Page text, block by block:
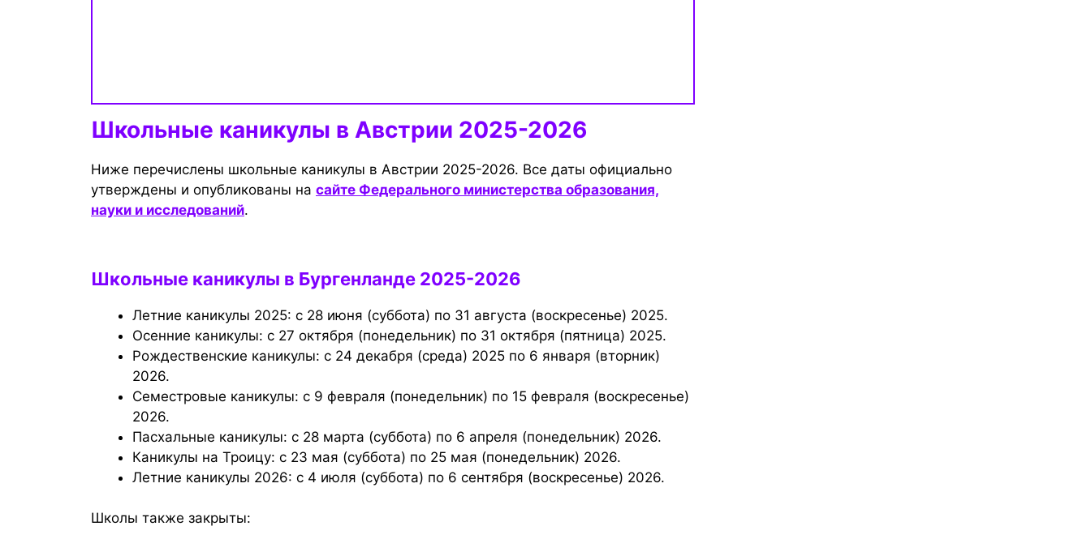
Школьные каникулы в Австрии 2025-2026
Ниже перечислены школьные каникулы в Австрии 2025-2026. Все даты официально
утверждены и опубликованы на сайте Федерального министерства образования,
науки и исследований.
Школьные каникулы в Бургенланде 2025-2026
Летние каникулы 2025: с 28 июня (суббота) по 31 августа (воскресенье) 2025.
Осенние каникулы: с 27 октября (понедельник) по 31 октября (пятница) 2025.
Рождественские каникулы: с 24 декабря (среда) 2025 по 6 января (вторник)
2026.
Семестровые каникулы: с 9 февраля (понедельник) по 15 февраля (воскресенье)
2026.
Пасхальные каникулы: с 28 марта (суббота) по 6 апреля (понедельник) 2026.
Каникулы на Троицу: с 23 мая (суббота) по 25 мая (понедельник) 2026.
Летние каникулы 2026: с 4 июля (суббота) по 6 сентября (воскресенье) 2026.
Школы также закрыты: